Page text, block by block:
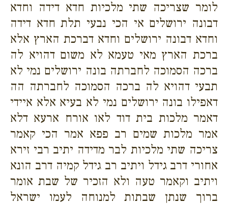
לומר שצריכה שתי מלכיות חדא דידה וחדא
דבונה ירושלים אי הכי נבעי תלת חדא דידה
וחדא דבונה ירושלים וחדא דברכת הארץ אלא
ברכת הארץ מאי טעמא לא משום דהויא לה
ברכה הסמוכה לחברתה בונה ירושלים נמי לא
תבעי דהויא לה ברכה הסמוכה לחברתה הה
דאפילו בונה ירושלים נמי לא בעיא אלא איידי
דאמר מלכות בית דוד לאו אורח ארעא דלא
אמר מלכות שמים רב פפא אמר הכי קאמר
צריכה שתי מלכיות לבר מדידה יתיב רבי זירא
אחורי דרב גידל ויתיב רב גידל קמיה דרב הונא
ויתיב וקאמר טעה ולא הזכיר של שבת אומר
ברוך שנתן שבתות למנוחה לעמו ישראל